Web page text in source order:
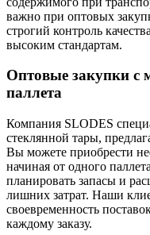
важно при оптовых
строгий контроль
высоким стандартам.
Оптовые закупки с
паллета
Компания SLODES
стеклянной тары,
Вы можете приобрести
начиная от одного
планировать запасы и
лишних затрат. Наши
своевременность
каждому заказу.